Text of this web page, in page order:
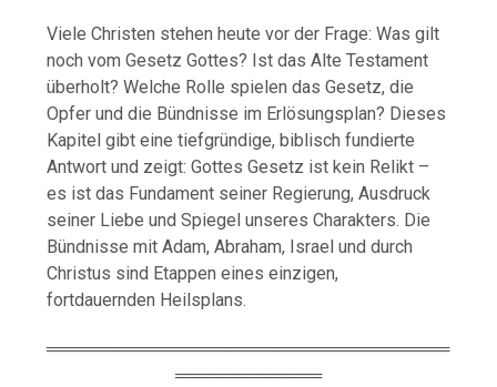
Viele Christen stehen heute vor der Frage: Was gilt
noch vom Gesetz Gottes? Ist das Alte Testament
überholt? Welche Rolle spielen das Gesetz, die
Opfer und die Bündnisse im Erlösungsplan? Dieses
Kapitel gibt eine tiefgründige, biblisch fundierte
Antwort und zeigt: Gottes Gesetz ist kein Relikt –
es ist das Fundament seiner Regierung, Ausdruck
seiner Liebe und Spiegel unseres Charakters. Die
Bündnisse mit Adam, Abraham, Israel und durch
Christus sind Etappen eines einzigen,
fortdauernden Heilsplans.
═════════════════════════════════
════════════